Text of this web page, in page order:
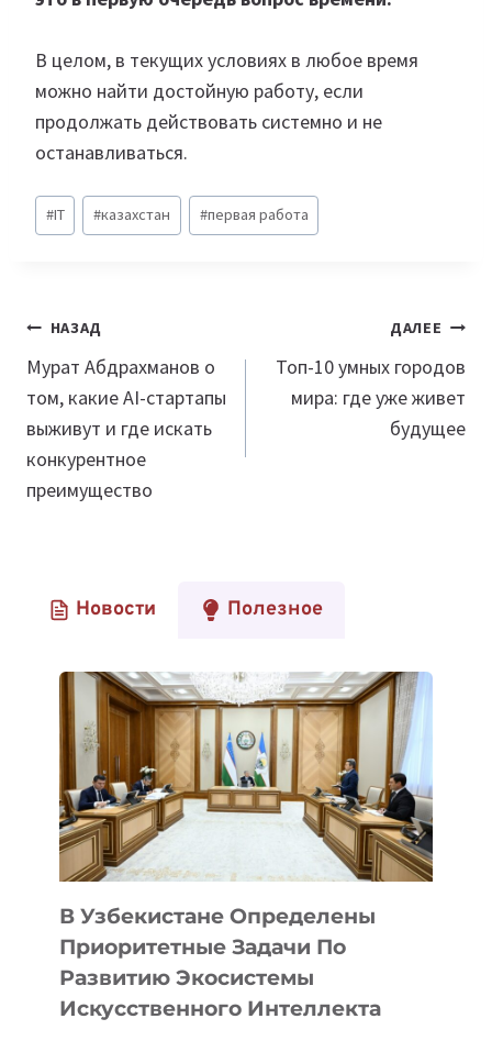
В целом, в текущих условиях в любое время
можно найти достойную работу, если
продолжать действовать системно и не
останавливаться.
Метки
записи:
#IT #казахстан #первая работа
Навигация
по
записям
НАЗАД
Мурат Абдрахманов о
том, какие AI-стартапы
выживут и где искать
конкурентное
преимущество
ДАЛЕЕ
Топ-10 умных городов
мира: где уже живет
будущее
Новости Полезное
В Узбекистане Определены
Приоритетные Задачи По
Развитию Экосистемы
Искусственного Интеллекта